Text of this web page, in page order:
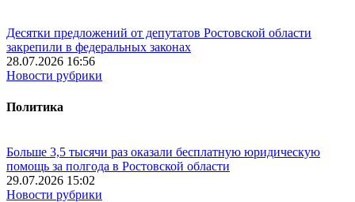
Десятки предложений от депутатов Ростовской области
закрепили в федеральных законах
28.07.2026 16:56
Новости рубрики
Политика
Больше 3,5 тысячи раз оказали бесплатную юридическую
помощь за полгода в Ростовской области
29.07.2026 15:02
Новости рубрики